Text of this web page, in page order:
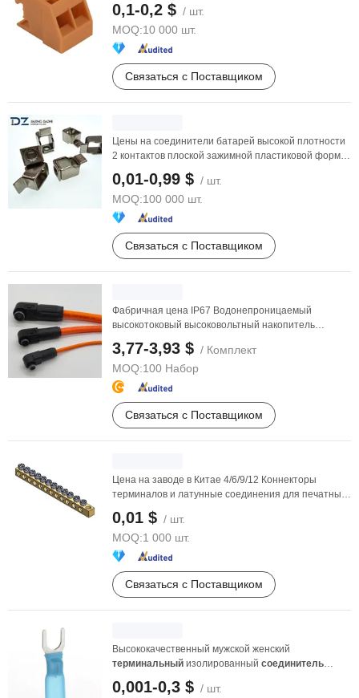
0,1-0,2 $ / шт.
MOQ:10 000 шт.
Связаться с Поставщиком
Цены на соединители батарей высокой плотности
2 контактов плоской зажимной пластиковой формы
0,01-0,99 $ / шт.
MOQ:100 000 шт.
Связаться с Поставщиком
Фабричная цена IP67 Водонепроницаемый
высокотоковый высоковольтный накопитель
энергии нового типа ...
3,77-3,93 $ / Комплект
MOQ:100 Набор
Связаться с Поставщиком
Цена на заводе в Китае 4/6/9/12 Коннекторы
терминалов и латунные соединения для печатных
0,01 $ / шт.
MOQ:1 000 шт.
Связаться с Поставщиком
Высококачественный мужской женский
терминальный изолированный соединитель
0,001-0,3 $ / шт.